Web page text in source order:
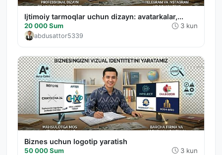
Ijtimoiy tarmoqlar uchun dizayn: avatarkalar,...
20 000 Sum 3 kun
abdusattor5339
Biznes uchun logotip yaratish
50 000 Sum 3 kun